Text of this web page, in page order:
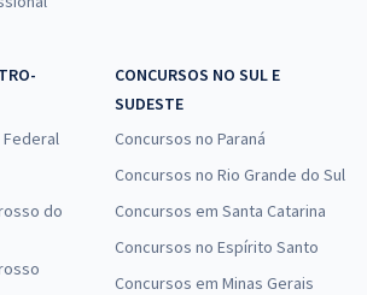
do
CONCURSOS NO SUL E
SUDESTE
Concursos no Paraná
Concursos no Rio Grande do Sul
Concursos em Santa Catarina
Concursos no Espírito Santo
Concursos em Minas Gerais